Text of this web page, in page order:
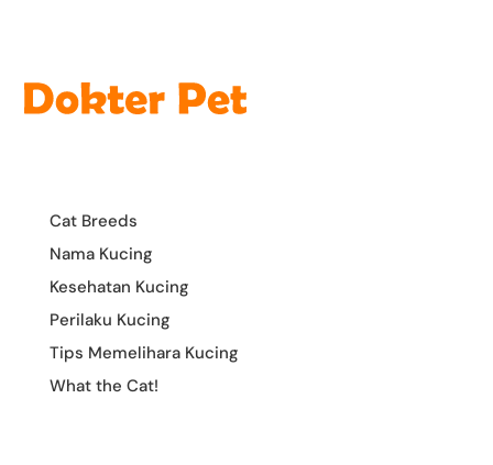
Cat Breeds
Nama Kucing
Kesehatan Kucing
Perilaku Kucing
Tips Memelihara Kucing
What the Cat!